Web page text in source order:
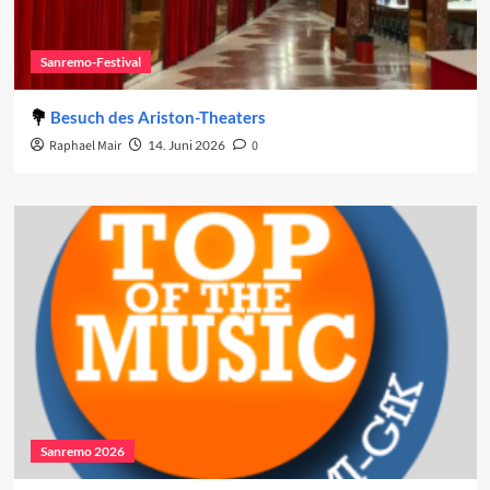
Sanremo-Festival
Besuch des Ariston-Theaters
Raphael Mair 14. Juni 2026 0
Sanremo 2026